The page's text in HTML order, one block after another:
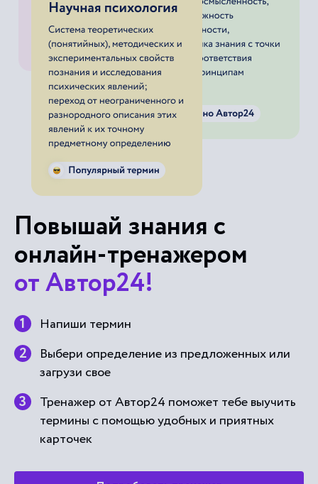
Повышай знания с
онлайн-тренажером
от Автор24!
Напиши термин
Выбери определение из предложенных или
загрузи свое
Тренажер от Автор24 поможет тебе выучить
термины с помощью удобных и приятных
карточек